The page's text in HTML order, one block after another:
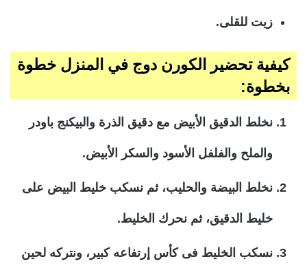
زيت للقلى.
كيفية تحضير الكورن دوج في المنزل خطوة
بخطوة:
نخلط الدقيق الأبيض مع دقيق الذرة والبيكنج باودر
والملح والفلفل الأسود والسكر الأبيض.
نخلط البيضة والحليب، ثم نسكب خليط البيض على
خليط الدقيق، ثم نحرك الخليط.
نسكب الخليط فى كأس إرتفاعه كبير، ونتركه لحين